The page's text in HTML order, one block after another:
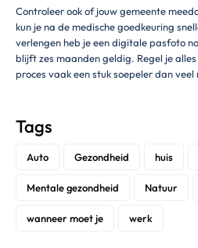
Controleer ook of jouw gemeente
kun je na de medische goedkeuring
verlengen heb je een digitale pasfoto
blijft zes maanden geldig. Regel je
proces vaak een stuk soepeler dan veel
Tags
Auto Gezondheid huis
Mentale gezondheid Natuur
wanneer moet je werk